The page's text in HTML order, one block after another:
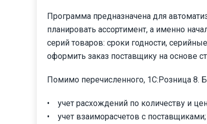
Программа предназначена для
планировать ассортимент, а именно
серий товаров: сроки годности,
оформить заказ поставщику на основе
Помимо перечисленного, 1С:Розница 8.
• учет расхождений по количеству и
• учет взаиморасчетов с поставщиками;